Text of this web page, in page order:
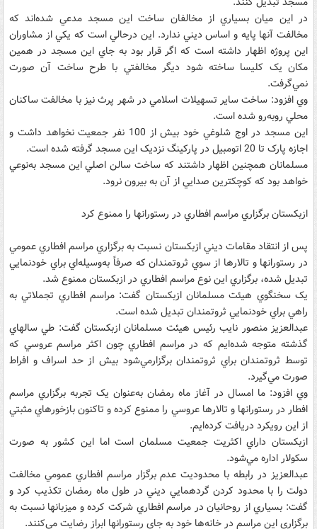
در اين ميان بسياري از مخالفان ساخت اين مسجد مدعي شده‌اند که
مخالفت آنها پايه و اساس ديني ندارد. اين درحالي است که يکي از مشاوران
اين پروژه اظهار داشته است که اگر قرار بود به جاي اين مسجد در همين
مکان يک کليسا ساخته شود ديگر مخالفتي با طرح ساخت آن صورت
نمي‌گرفت.
وي افزود: ساخت ساير تسهيلات اسلامي در شهر پرث نيز با مخالفت ساکنان
محلي روبه‌رو شده است.
اين مسجد در اوج شلوغي خود بيش از 100 نفر جمعيت نخواهد داشت و
اجازه پارک تا 20 اتومبيل در پارکينگ نزديک اين مسجد گرفته شده است.
مسلمانان همچنين اظهار داشتند که ساخت سالن اصلي اين مسجد به‌نوعي
خواهد بود که کوچکترين صدايي از آن به بيرون نرود.
ازبکستان برگزاري مراسم افطاري در رستورانها را ممنوع کرد
پس از انتقاد مقامات ديني ازبکستان نسبت به برگزاري مراسم افطاري عمومي
در رستورانها و تالارها از سوي ثروتمندان که صرفاً به‌وسيله‌اي براي خودنمايي
تبديل شده، برگزاري اين نوع مراسم افطاري در ازبکستان ممنوع شد.
يک سخنگوي هيئت مسلمانان ازبکستان گفت: مراسم افطاري تجملاتي به
راهي براي خودنمايي ثروتمندان تبديل شده است.
عبدالعزيز منصور نايب رئيس هيئت مسلمانان ازبکستان گفت: طي سالهاي
گذشته متوجه شده‌ايم که در مراسم افطاري چون اکثر مراسم عروسي که
توسط ثروتمندان براي ثروتمندان برگزارمي‌شود بيش از حد اسراف و افراط
صورت مي‌گيرد.
وي افزود: ما امسال در آغاز ماه رمضان به‌عنوان يک تجربه برگزاري مراسم
افطار در رستورانها و تالارها عروسي را ممنوع کرده و تاکنون بازخورهاي مثبتي
از اين رويکرد دريافت کرده‌ايم.
ازبکستان داراي اکثريت جمعيت مسلمان است اما اين کشور به صورت
سکولار اداره مي‌شود.
عبدالعزيز در رابطه با محدوديت عدم برگزار مراسم افطاري عمومي مخالفت
دولت را با محدود کردن گردهمايي ديني در طول ماه رمضان تکذيب کرد و
گفت: بسياري از روحانيان در مراسم افطاري شرکت کرده و ميزبانها نسبت به
برگزاري اين مراسم در خانه‌ها خود به جاي رستورانها ابراز رضايت مي‌کنند.